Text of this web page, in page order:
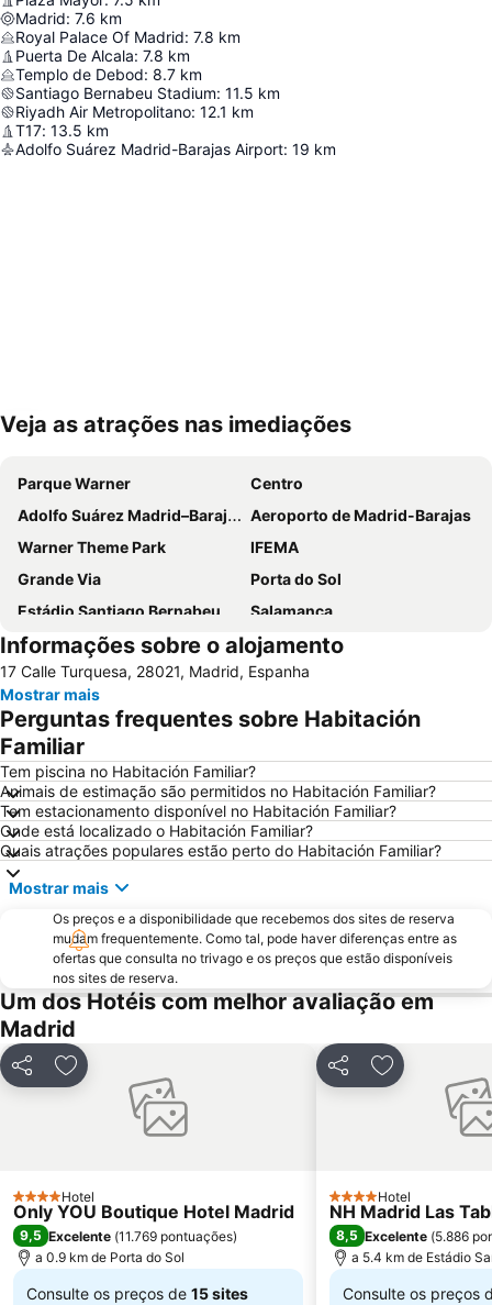
Madrid: 7.6 km
Royal Palace Of Madrid: 7.8 km
Puerta De Alcala: 7.8 km
Templo de Debod: 8.7 km
Santiago Bernabeu Stadium: 11.5 km
Riyadh Air Metropolitano: 12.1 km
T17: 13.5 km
Adolfo Suárez Madrid-Barajas Airport: 19 km
Ampliar mapa
Veja as atrações nas imediações
Parque Warner
Centro
Adolfo Suárez Madrid–Barajas Airport
Aeroporto de Madrid-Barajas
Warner Theme Park
IFEMA
Grande Via
Porta do Sol
Estádio Santiago Bernabeu
Salamanca
Atocha
Estación Sur
Estadio Metropolitano Metro Station
Barajas
Metropolitano Metro Station
Chamartín
Estação de Atocha
De Chueca
Madrid
Madrid Arena
Parque de Atracciones de Madrid
Parque Retiro
Palacio de Vistalegre
Caja Mágica
Museu Nacional do Prado
Chamberí
Casino Gran Vía
Calle Serrano
Praça da Espanha
San Blas
Praça de touros das Ventas
Ibiza
Atocha Metro Station
Carabanchel
Malasaña
Gran Vía Metro Station
Tetuán
Praça da Cibeles
Centro Comercial Gran Vía de Hortaleza
Villa de Vallecas
Informações sobre o alojamento
17 Calle Turquesa, 28021, Madrid, Espanha
Mostrar mais
Perguntas frequentes sobre Habitación
Familiar
Tem piscina no Habitación Familiar?
Animais de estimação são permitidos no Habitación Familiar?
Tem estacionamento disponível no Habitación Familiar?
Onde está localizado o Habitación Familiar?
Quais atrações populares estão perto do Habitación Familiar?
Mostrar mais
Os preços e a disponibilidade que recebemos dos sites de reserva
mudam frequentemente. Como tal, pode haver diferenças entre as
ofertas que consulta no trivago e os preços que estão disponíveis
nos sites de reserva.
Um dos Hotéis com melhor avaliação em
Madrid
PartilharAdicionar aos favoritos
4 Estrelas
Hotel
Only YOU Boutique Hotel Madrid
9,5 Excelente (11.769 pontuações)
a 0.9 km de Porta do Sol
Consulte os preços de 15 sites
PartilharAdicionar
4 Estrelas
Hotel
NH Madrid Las
8,5 Excelente (5.886
a 5.4 km de Estádio
Consulte os preços